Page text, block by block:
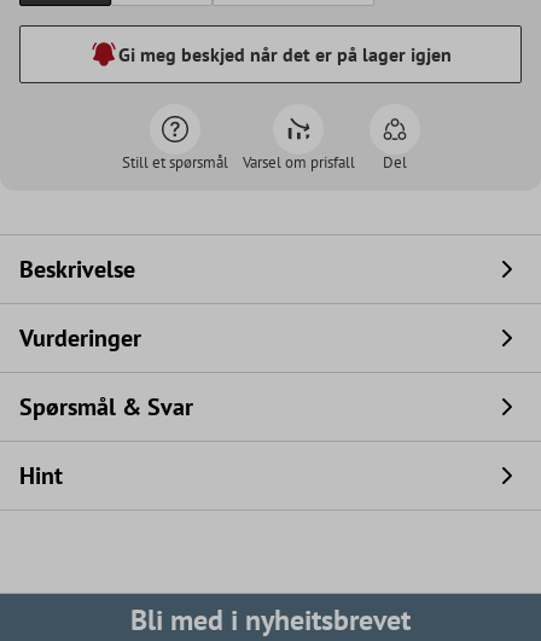
Gi meg beskjed når det er på lager igjen
Still et spørsmål Varsel om prisfall Del
Beskrivelse
Vurderinger
Spørsmål & Svar
Hint
Bli med i nyheitsbrevet